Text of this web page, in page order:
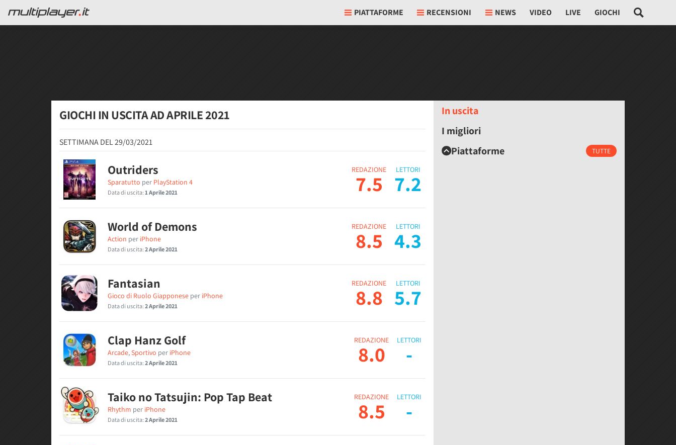
PIATTAFORME RECENSIONI NEWS VIDEO LIVE GIOCHI
In uscita
I migliori
Piattaforme
TUTTE
GIOCHI IN USCITA ADAPRILE 2021
SETTIMANA DEL 29/03/2021
Outriders
Sparatutto per PlayStation 4
Data di uscita:1 Aprile 2021
REDAZIONE
7.5
LETTORI
7.2
World of Demons
Action per iPhone
Data di uscita:2 Aprile 2021
REDAZIONE
8.5
LETTORI
4.3
Fantasian
Gioco di Ruolo Giapponese per iPhone
Data di uscita:2 Aprile 2021
REDAZIONE
8.8
LETTORI
5.7
Clap Hanz Golf
Arcade,Sportivo per iPhone
Data di uscita:2 Aprile 2021
REDAZIONE
8.0
LETTORI
-
Taiko no Tatsujin: Pop Tap Beat
Rhythm per iPhone
Data di uscita:2 Aprile 2021
REDAZIONE
8.5
LETTORI
-